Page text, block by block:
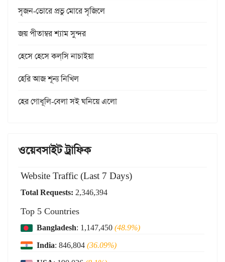
সৃজন-ভোরে প্রভু মোরে সৃজিলে
জয় পীতাম্বর শ্যাম সুন্দর
হেসে হেসে কল্‌সি নাচাইয়া
হেরি আজ শূন্য নিখিল
হের গোধূলি-বেলা সই ঘনিয়ে এলো
ওয়েবসাইট ট্রাফিক
Website Traffic (Last 7 Days)
Total Requests: 2,346,394
Top 5 Countries
Bangladesh: 1,147,450(48.9%)
India: 846,804(36.09%)